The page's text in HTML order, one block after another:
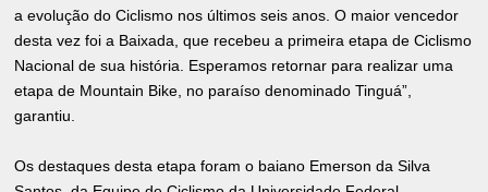
a evolução do Ciclismo nos últimos seis anos. O maior vencedor
desta vez foi a Baixada, que recebeu a primeira etapa de Ciclismo
Nacional de sua história. Esperamos retornar para realizar uma
etapa de Mountain Bike, no paraíso denominado Tinguá”,
garantiu.
Os destaques desta etapa foram o baiano Emerson da Silva